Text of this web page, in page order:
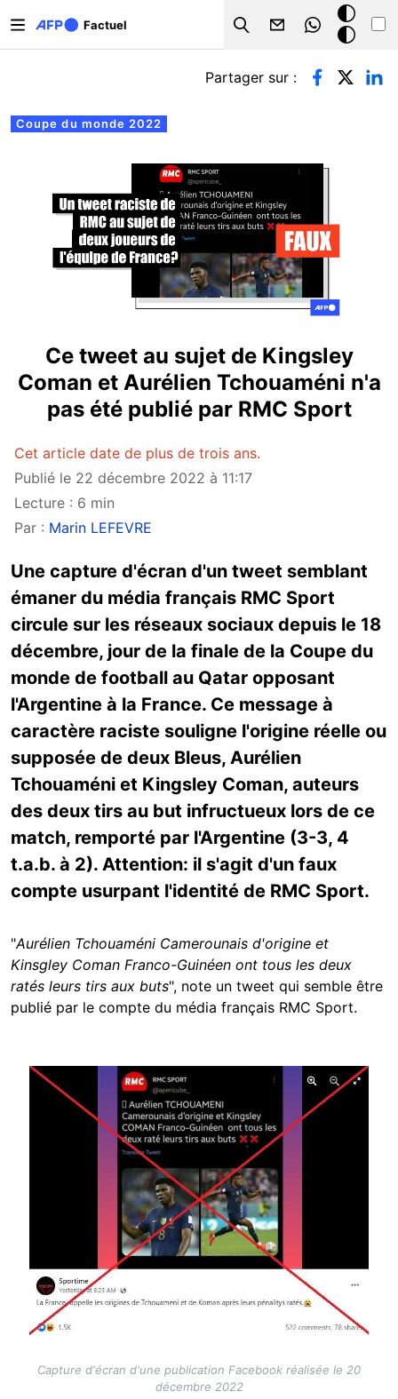
Factuel
Search
Mode
sombre
Onglets principaux
Coupe du monde 2022
Partager sur :
Ce tweet au sujet de Kingsley
Coman et Aurélien Tchouaméni n'a
pas été publié par RMC Sport
Cet article date de plus de trois ans.
Publié le 22 décembre 2022 à 11:17
Lecture : 6 min
Par : Marin LEFEVRE
Une capture d'écran d'un tweet semblant
émaner du média français RMC Sport
circule sur les réseaux sociaux depuis le 18
décembre, jour de la finale de la Coupe du
monde de football au Qatar opposant
l'Argentine à la France. Ce message à
caractère raciste souligne l'origine réelle ou
supposée de deux Bleus, Aurélien
Tchouaméni et Kingsley Coman, auteurs
des deux tirs au but infructueux lors de ce
match, remporté par l'Argentine (3-3, 4
t.a.b. à 2). Attention: il s'agit d'un faux
compte usurpant l'identité de RMC Sport.
"Aurélien Tchouaméni Camerounais d'origine et
Kinsgley Coman Franco-Guinéen ont tous les deux
ratés leurs tirs aux buts", note un tweet qui semble être
publié par le compte du média français RMC Sport.
Image
Capture d'écran d'une publication Facebook réalisée le 20
décembre 2022